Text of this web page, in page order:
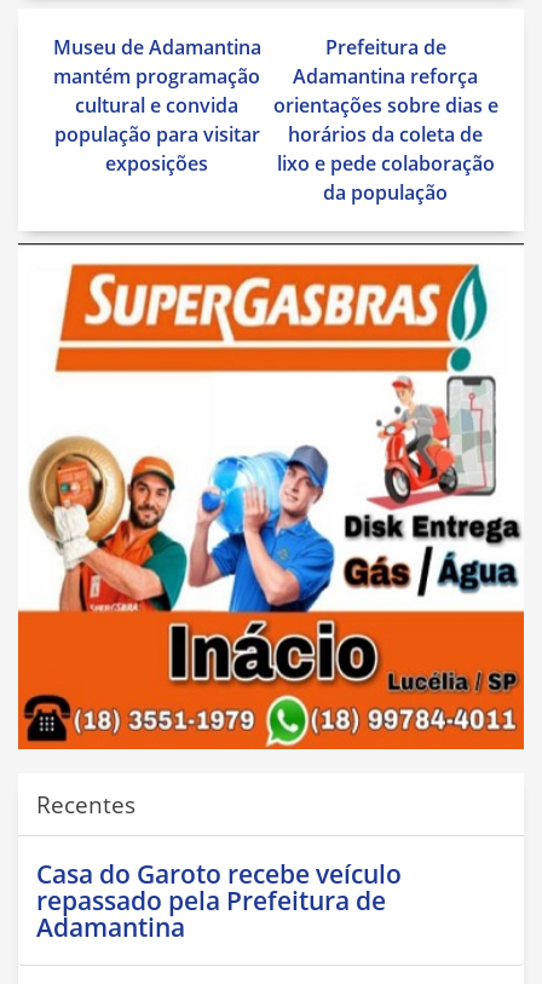
Navegação
de
Post
Museu de Adamantina
mantém programação
cultural e convida
população para visitar
exposições
Prefeitura de
Adamantina reforça
orientações sobre dias e
horários da coleta de
lixo e pede colaboração
da população
Recentes
Casa do Garoto recebe veículo
repassado pela Prefeitura de
Adamantina